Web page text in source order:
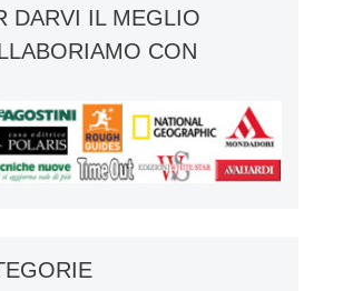
DARVI IL MEGLIO
CON